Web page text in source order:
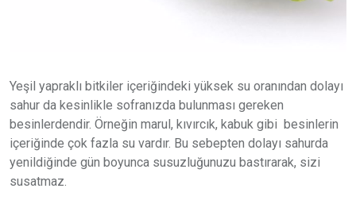
Yeşil yapraklı bitkiler içeriğindeki yüksek su oranından dolayı
sahur da kesinlikle sofranızda bulunması gereken
besinlerdendir. Örneğin marul, kıvırcık, kabuk gibi besinlerin
içeriğinde çok fazla su vardır. Bu sebepten dolayı sahurda
yenildiğinde gün boyunca susuzluğunuzu bastırarak, sizi
susatmaz.